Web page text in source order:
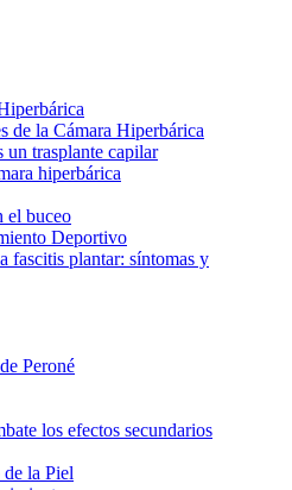
de la Cámara Hiperbárica
un trasplante capilar
hiperbárica
el buceo
Deportivo
fascitis plantar: síntomas y
Peroné
los efectos secundarios
la Piel